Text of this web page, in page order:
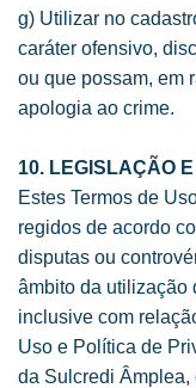
g) Utilizar no
caráter ofensivo,
ou que possam, em
apologia ao crime.
10. LEGISLAÇÃO
Estes Termos de
regidos de acordo
disputas ou
âmbito da utilização
inclusive com
Uso e Política de
da Sulcredi Âmplea,